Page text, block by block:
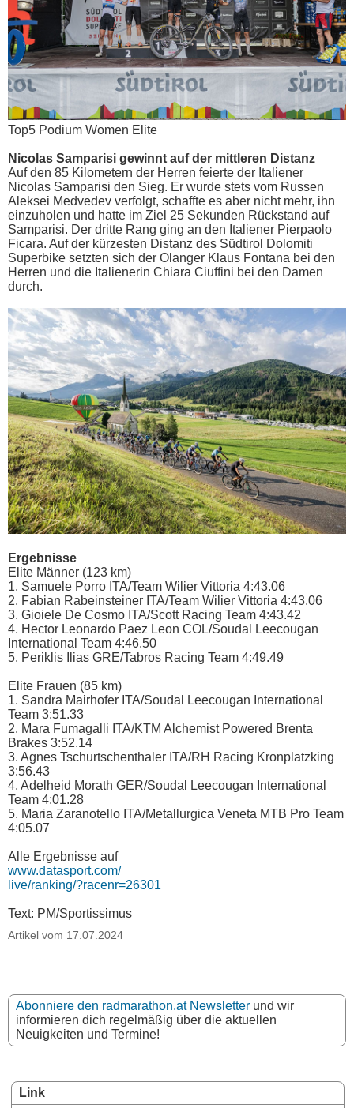
Link
Top5 Podium Women Elite
Nicolas Samparisi gewinnt auf der mittleren Distanz
Auf den 85 Kilometern der Herren feierte der Italiener
Nicolas Samparisi den Sieg. Er wurde stets vom Russen
Aleksei Medvedev verfolgt, schaffte es aber nicht mehr, ihn
einzuholen und hatte im Ziel 25 Sekunden Rückstand auf
Samparisi. Der dritte Rang ging an den Italiener Pierpaolo
Ficara. Auf der kürzesten Distanz des Südtirol Dolomiti
Superbike setzten sich der Olanger Klaus Fontana bei den
Herren und die Italienerin Chiara Ciuffini bei den Damen
durch.
Ergebnisse
Elite Männer (123 km)
1. Samuele Porro ITA/Team Wilier Vittoria 4:43.06
2. Fabian Rabeinsteiner ITA/Team Wilier Vittoria 4:43.06
3. Gioiele De Cosmo ITA/Scott Racing Team 4:43.42
4. Hector Leonardo Paez Leon COL/Soudal Leecougan
International Team 4:46.50
5. Periklis Ilias GRE/Tabros Racing Team 4:49.49
Elite Frauen (85 km)
1. Sandra Mairhofer ITA/Soudal Leecougan International
Team 3:51.33
2. Mara Fumagalli ITA/KTM Alchemist Powered Brenta
Brakes 3:52.14
3. Agnes Tschurtschenthaler ITA/RH Racing Kronplatzking
3:56.43
4. Adelheid Morath GER/Soudal Leecougan International
Team 4:01.28
5. Maria Zaranotello ITA/Metallurgica Veneta MTB Pro Team
4:05.07
Alle Ergebnisse auf
www.datasport.com/
live/ranking/?racenr=26301
Text: PM/Sportissimus
Artikel vom 17.07.2024
Abonniere den radmarathon.at Newsletter und wir
informieren dich regelmäßig über die aktuellen
Neuigkeiten und Termine!